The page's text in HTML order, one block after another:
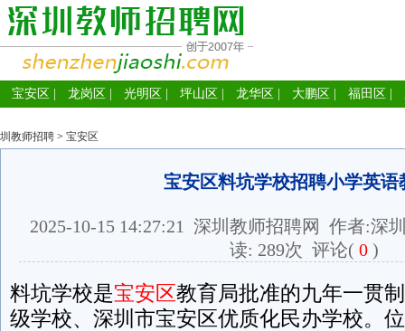
宝安区 龙岗区 光明区 坪山区 龙华区 大鹏区 福田区
圳教师招聘 > 宝安区
宝安区料坑学校招聘小学英语
2025-10-15 14:27:21 深圳教师招聘网 作者:深
读: 289次 评论( 0)
料坑学校是宝安区教育局批准的九年一贯
级学校、深圳市宝安区优质化民办学校。